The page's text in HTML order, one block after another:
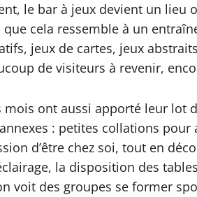
le bar à jeux devient un lieu
que cela ressemble à un
jeux de cartes, jeux
de visiteurs à revenir,
mois ont aussi apporté leur lot
: petites collations
d’être chez soi, tout en
la disposition des
voit des groupes se former